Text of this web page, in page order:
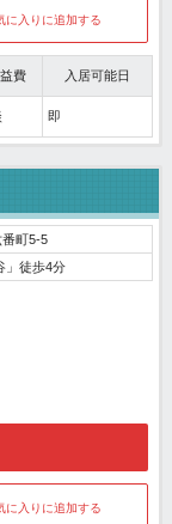
に入りに追加する
費 入居可能日
即
町5-5
」徒歩4分
に入りに追加する